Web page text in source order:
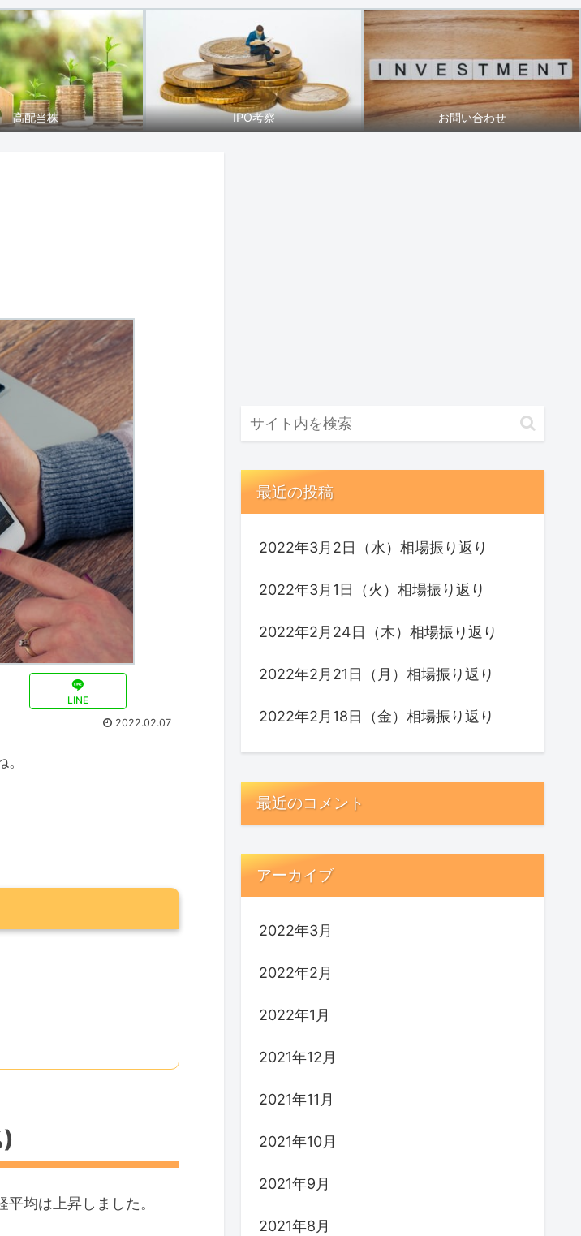
高配当株 IPO考察 お問い合わせ
LINE
2022.02.07
均は上昇しました。
最近の投稿
2022年3月2日（水）相場振り返り
2022年3月1日（火）相場振り返り
2022年2月24日（木）相場振り返り
2022年2月21日（月）相場振り返り
2022年2月18日（金）相場振り返り
最近のコメント
アーカイブ
2022年3月
2022年2月
2022年1月
2021年12月
2021年11月
2021年10月
2021年9月
2021年8月